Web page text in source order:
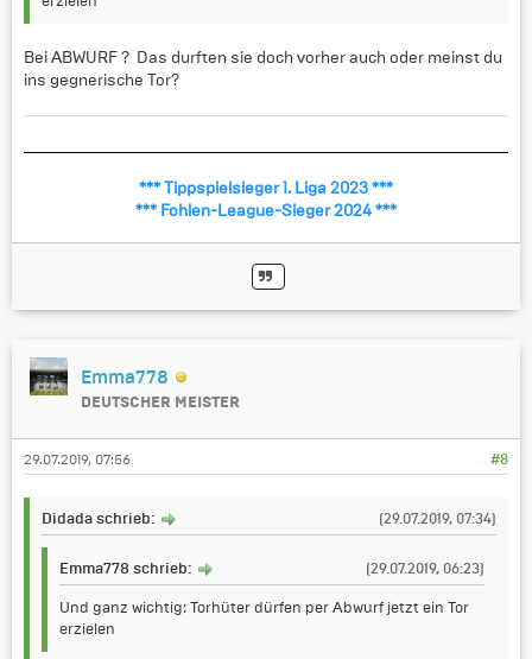
Bei ABWURF ? Das durften sie doch vorher auch oder meinst du
ins gegnerische Tor?
*** Tippspielsieger 1. Liga 2023 ***
*** Fohlen-League-Sieger 2024 ***
Emma778
DEUTSCHER MEISTER
#8
29.07.2019, 07:56
(29.07.2019, 07:34)
Didada schrieb:
(29.07.2019, 06:23)
Emma778 schrieb:
Und ganz wichtig: Torhüter dürfen per Abwurf jetzt ein Tor
erzielen